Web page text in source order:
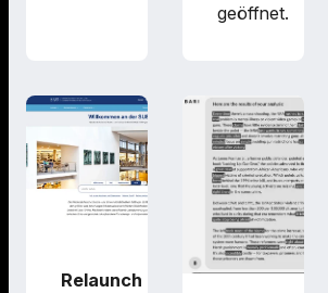
geöffnet.
Relaunch der